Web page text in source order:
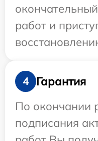
работ и
4
Гарантия
По окончании
подписания